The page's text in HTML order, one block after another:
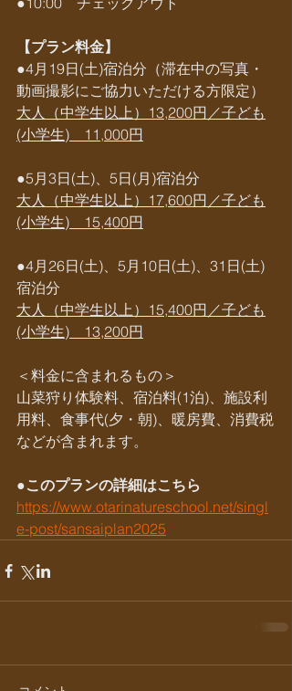
【プラン料金】
●4月19日(土)宿泊分（滞在中の写真・
動画撮影にご協力いただける方限定）
大人（中学生以上）13,200円／子ども
(小学生)　11,000円
●5月3日(土)、5日(月)宿泊分
大人（中学生以上）17,600円／子ども
(小学生)　15,400円
●4月26日(土)、5月10日(土)、31日(土)
宿泊分
大人（中学生以上）15,400円／子ども
(小学生)　13,200円
＜料金に含まれるもの＞
山菜狩り体験料、宿泊料(1泊)、施設利
用料、食事代(夕・朝)、暖房費、消費税
などが含まれます。
●このプランの詳細はこちら
https://www.otarinatureschool.net/singl
e-post/sansaiplan2025